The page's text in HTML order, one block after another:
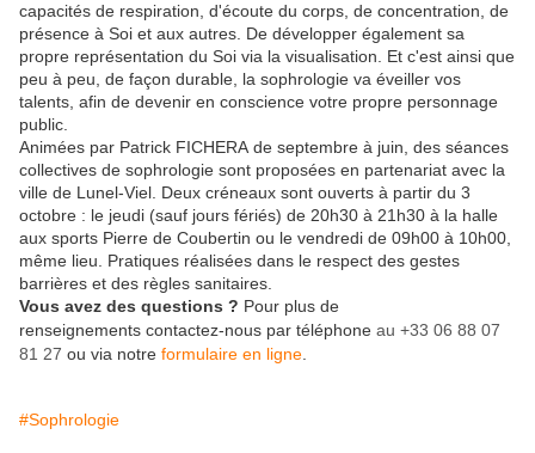
capacités de respiration, d'écoute du corps, de concentration, de
présence à Soi et aux autres. De développer également sa
propre représentation du Soi via la visualisation. Et c'est ainsi que
peu à peu, de façon durable, la sophrologie va éveiller vos
talents, afin de devenir en conscience votre propre personnage
public.
Animées par Patrick FICHERA de septembre à juin, des séances
collectives de sophrologie sont proposées en partenariat avec la
ville de Lunel-Viel. Deux créneaux sont ouverts à partir du 3
octobre : le jeudi (sauf jours fériés) de 20h30 à 21h30 à la halle
aux sports Pierre de Coubertin ou le vendredi de 09h00 à 10h00,
même lieu. Pratiques réalisées dans le respect des gestes
barrières et des règles sanitaires.
Vous avez des questions ? Pour plus de
renseignements contactez-nous par téléphone au +33 06 88 07
81 27 ou via notre formulaire en ligne
#Sophrologie